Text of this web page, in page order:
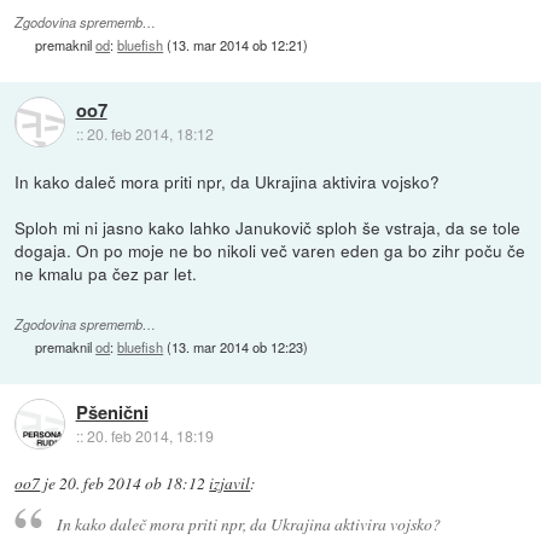
Zgodovina sprememb…
premaknilod:bluefish(13. mar 2014 ob 12:21)
oo7
::20. feb 2014, 18:12
In kako daleč mora priti npr, da Ukrajina aktivira vojsko?
Sploh mi ni jasno kako lahko Janukovič sploh še vstraja, da se tole
dogaja. On po moje ne bo nikoli več varen eden ga bo zihr poču če
ne kmalu pa čez par let.
Zgodovina sprememb…
premaknilod:bluefish(13. mar 2014 ob 12:23)
Pšenični
::20. feb 2014, 18:19
oo7 je20. feb 2014 ob 18:12 izjavil:
In kako daleč mora priti npr, da Ukrajina aktivira vojsko?